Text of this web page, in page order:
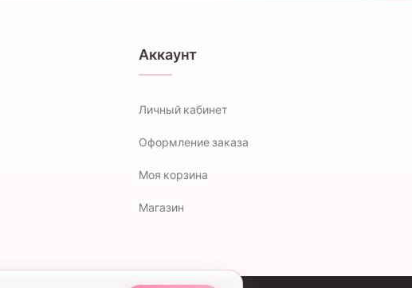
Аккаунт
Личный кабинет
Оформление заказа
Моя корзина
Магазин